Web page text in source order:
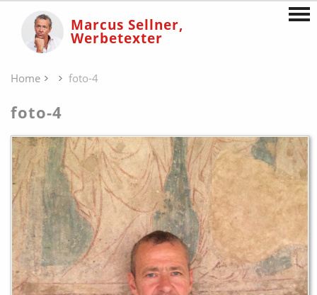
Marcus Sellner,
Werbetexter
Home foto-4
foto-4